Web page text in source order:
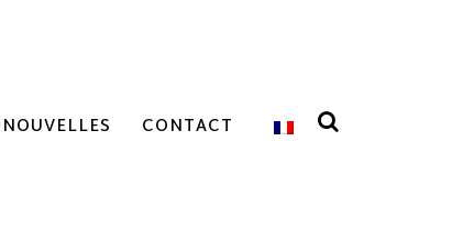
NOUVELLES CONTACT